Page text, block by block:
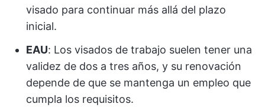
visado para continuar más allá del plazo
inicial.
EAU: Los visados de trabajo suelen tener una
validez de dos a tres años, y su renovación
depende de que se mantenga un empleo que
cumpla los requisitos.